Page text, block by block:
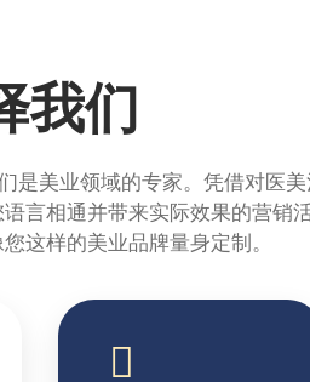
我们
是美业领域的专家。凭借对医
言相通并带来实际效果的营销
这样的美业品牌量身定制。